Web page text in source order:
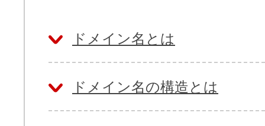
ドメイン名とは
ドメイン名の構造とは